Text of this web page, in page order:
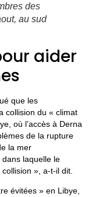
des
au sud
aider
que les
collision du « climat
où l’accès à Derna
de la rupture
la mer
dans laquelle le
», a-t-il dit.
évitées » en Libye,